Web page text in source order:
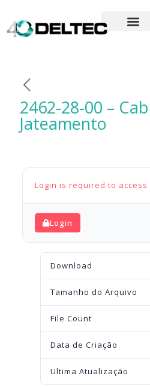
2462-28-00 –
Jateamento
Login is required to access
Login
Download
Tamanho do Arquivo
File Count
Data de Criação
Ultima Atualização